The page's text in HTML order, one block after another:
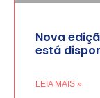
Nova
está
LEIA MAIS »